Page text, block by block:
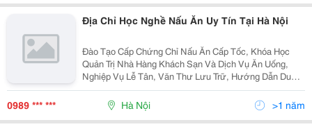
Địa Chỉ Học Nghề Nấu Ăn Uy Tín Tại Hà Nội
Đào Tạo Cấp Chứng Chỉ Nấu Ăn Cấp Tốc, Khóa Học
Quản Trị Nhà Hàng Khách Sạn Và Dịch Vụ Ăn Uống,
Nghiệp Vụ Lễ Tân, Văn Thư Lưu Trữ, Hướng Dẫn Du
Lịch Đào Tạo Cấp Nhanh Chứng Chỉ Các Chương Trình
Sau: 1. Hệ Ngắn Hạn ( 3 Tháng, 6 Tháng, 9 Tháng) (H
0989 *** *** Hà Nội >1 năm